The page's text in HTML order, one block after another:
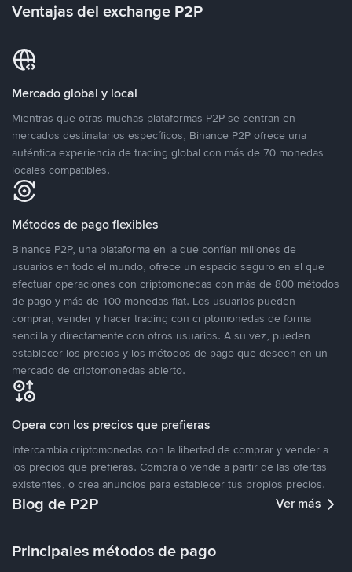
Ventajas del exchange P2P
Mercado global y local
Mientras que otras muchas plataformas P2P se centran en
mercados destinatarios específicos, Binance P2P ofrece una
auténtica experiencia de trading global con más de 70 monedas
locales compatibles.
Métodos de pago flexibles
Binance P2P, una plataforma en la que confían millones de
usuarios en todo el mundo, ofrece un espacio seguro en el que
efectuar operaciones con criptomonedas con más de 800 métodos
de pago y más de 100 monedas fiat. Los usuarios pueden
comprar, vender y hacer trading con criptomonedas de forma
sencilla y directamente con otros usuarios. A su vez, pueden
establecer los precios y los métodos de pago que deseen en un
mercado de criptomonedas abierto.
Opera con los precios que prefieras
Intercambia criptomonedas con la libertad de comprar y vender a
los precios que prefieras. Compra o vende a partir de las ofertas
existentes, o crea anuncios para establecer tus propios precios.
Blog de P2P Ver más
Principales métodos de pago